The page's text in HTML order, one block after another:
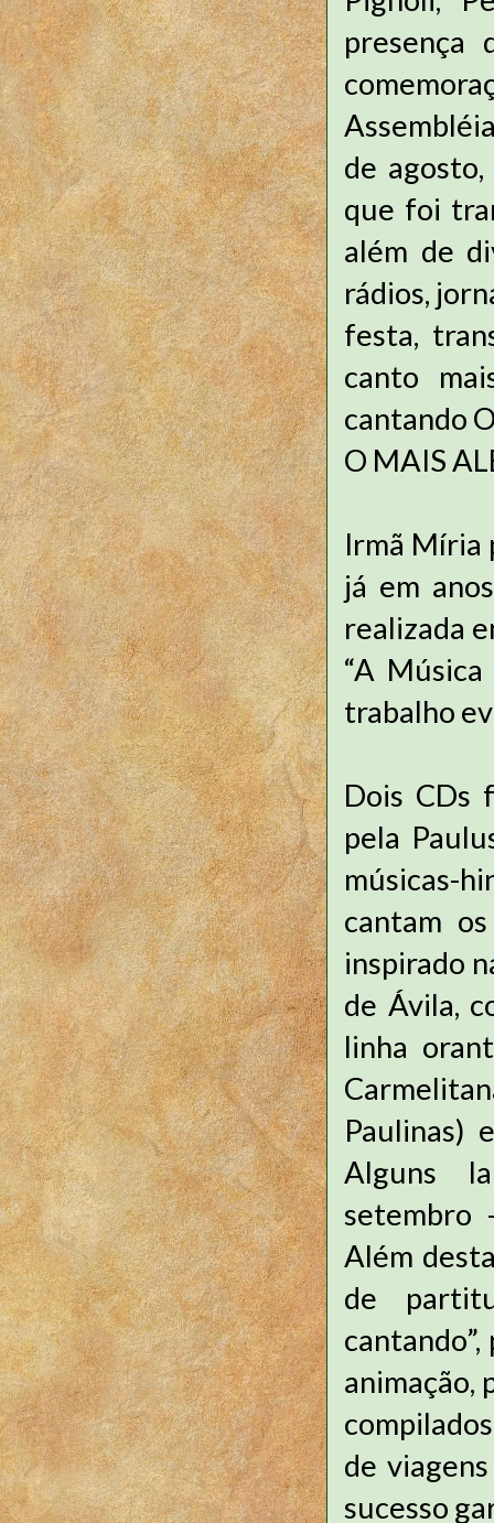
presença
de
que foi
além de
rádios,
festa,
canto
cantando
O MAIS
Irmã Míria
já em
realizada
“A
trabalho
Dois CDs
pela
músicas-
cantam
inspirado
de Ávila,
linha
Paulinas)
Alguns
setembro
Além
de
animação,
de
sucesso